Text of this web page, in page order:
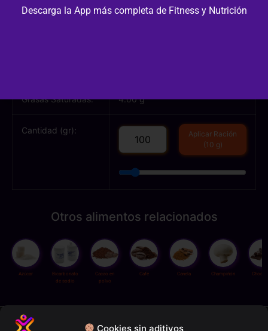
Cookies sin aditivos
Azúcares: 0.40 g
Grasas Saturadas: 4.00 g
Cantidad (gr):
Aplicar Ración
(10 g)
Otros alimentos relacionados
Azúcar
Bicarbonato
de sodio
Cacao en
polvo
Café Canela Champiñón
Descarga la App más completa de Fitness y Nutrición